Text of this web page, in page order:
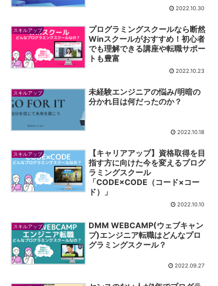
2022.10.30
スキルアップ
プログラミングスクールなら断然
Winスクールがおすすめ！初心者
でも理解できる講座や転職サポー
トも豊富
2022.10.23
スキルアップ
未経験エンジニアの悩み/明暗の
分かれ目は何だったのか？
2022.10.18
スキルアップ
【キャリアアップ】資格取得を目
指す方に向けた今を変えるプログ
ラミングスクール
「CODE×CODE（コード×コー
ド）」
2022.10.10
スキルアップ
DMM WEBCAMP(ウェブキャン
プ)エンジニア転職はどんなプロ
グラミングスクール？
2022.09.27